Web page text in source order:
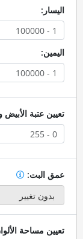
اليسار:
اليمين:
تعيين عتبة الأبيض
عمق البت:
تعيين مساحة